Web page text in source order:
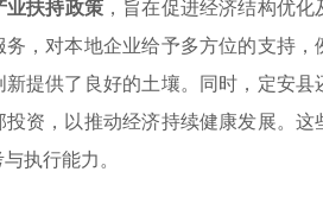
业扶持政策，旨在促进经济结构优
，对本地企业给予多方位的支持
提供了良好的土壤。同时，定安
资，以推动经济持续健康发展。
执行能力。